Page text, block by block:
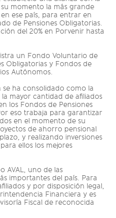
momento la más grande
ese país, para entrar en
de Pensiones Obligatorias.
del 20% en Porvenir hasta
un Fondo Voluntario de
Obligatorias y Fondos de
Autónomos.
se ha consolidado como la
mayor cantidad de afiliados
los Fondos de Pensiones
eso trabaja para garantizar
en el momento de su
de ahorro pensional
y realizando inversiones
ellos los mejores
AVAL, uno de las
importantes del país. Para
y por disposición legal,
Financiera y es
Fiscal de reconocida